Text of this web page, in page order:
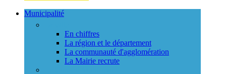
Municipalité
En chiffres
La région et le département
La communauté d'agglomération
La Mairie recrute